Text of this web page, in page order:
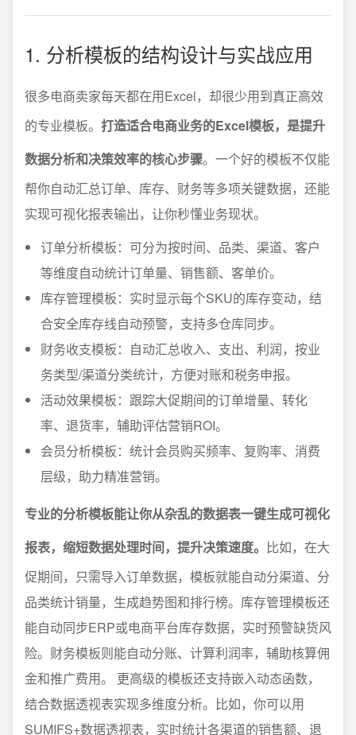
1. 分析模板的结构设计与实战应用
很多电商卖家每天都在用Excel，却很少用到真正高效
的专业模板。 打造适合电商业务的Excel模板，是提升
数据分析和决策效率的核心步骤。一个好的模板不仅能
帮你自动汇总订单、库存、财务等多项关键数据，还能
实现可视化报表输出，让你秒懂业务现状。
订单分析模板：可分为按时间、品类、渠道、客户
等维度自动统计订单量、销售额、客单价。
库存管理模板：实时显示每个SKU的库存变动，结
合安全库存线自动预警，支持多仓库同步。
财务收支模板：自动汇总收入、支出、利润，按业
务类型/渠道分类统计，方便对账和税务申报。
活动效果模板：跟踪大促期间的订单增量、转化
率、退货率，辅助评估营销ROI。
会员分析模板：统计会员购买频率、复购率、消费
层级，助力精准营销。
专业的分析模板能让你从杂乱的数据表一键生成可视化
报表，缩短数据处理时间，提升决策速度。 比如，在大
促期间，只需导入订单数据，模板就能自动分渠道、分
品类统计销量，生成趋势图和排行榜。库存管理模板还
能自动同步ERP或电商平台库存数据，实时预警缺货风
险。财务模板则能自动分账、计算利润率，辅助核算佣
金和推广费用。 更高级的模板还支持嵌入动态函数，
结合数据透视表实现多维度分析。比如，你可以用
SUMIFS+数据透视表，实时统计各渠道的销售额、退